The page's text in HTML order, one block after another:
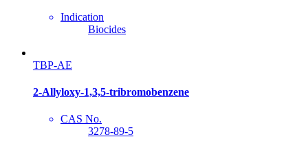
Indication
Biocides
TBP-AE
2-Allyloxy-1,3,5-tribromobenzene
CAS No.
3278-89-5